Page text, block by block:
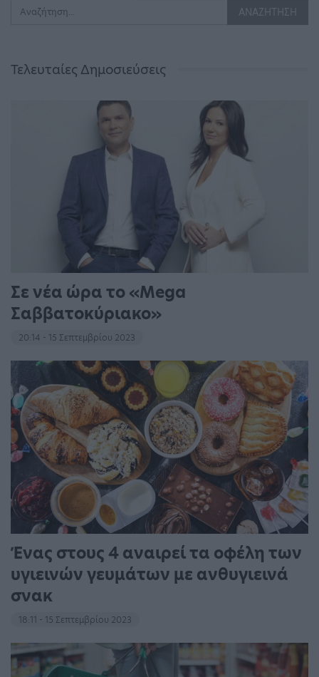
Τελευταίες Δημοσιεύσεις
Σε νέα ώρα το «Mega
Σαββατοκύριακο»
20:14 - 15 Σεπτεμβρίου 2023
Ένας στους 4 αναιρεί τα οφέλη των
υγιεινών γευμάτων με ανθυγιεινά
σνακ
18:11 - 15 Σεπτεμβρίου 2023